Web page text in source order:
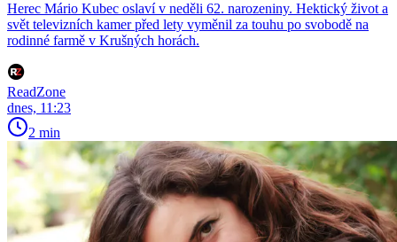
Herec Mário Kubec oslaví v neděli 62. narozeniny. Hektický život a
svět televizních kamer před lety vyměnil za touhu po svobodě na
rodinné farmě v Krušných horách.
ReadZone
dnes, 11:23
2 min